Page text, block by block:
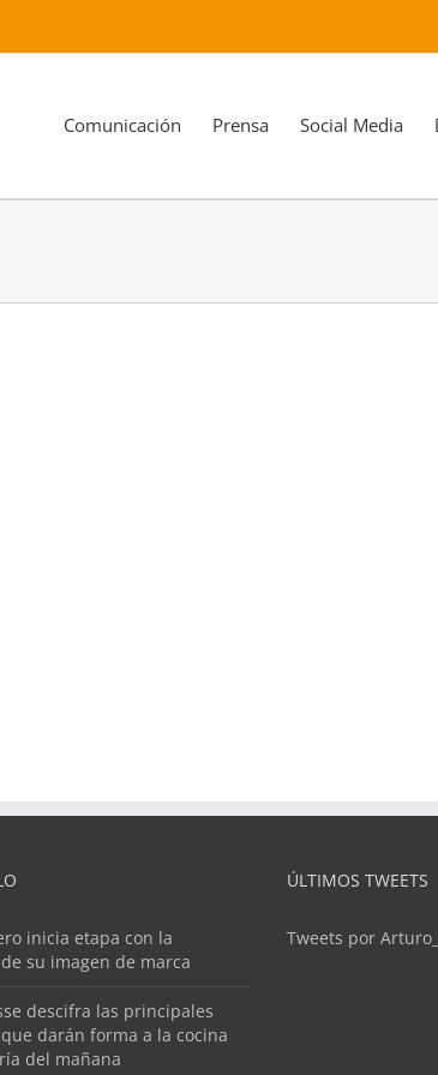
Comunicación Prensa Social Media
inicia etapa con la
su imagen de marca
descifra las principales
darán forma a la cocina
del mañana
ÚLTIMOS TWEETS
Tweets por